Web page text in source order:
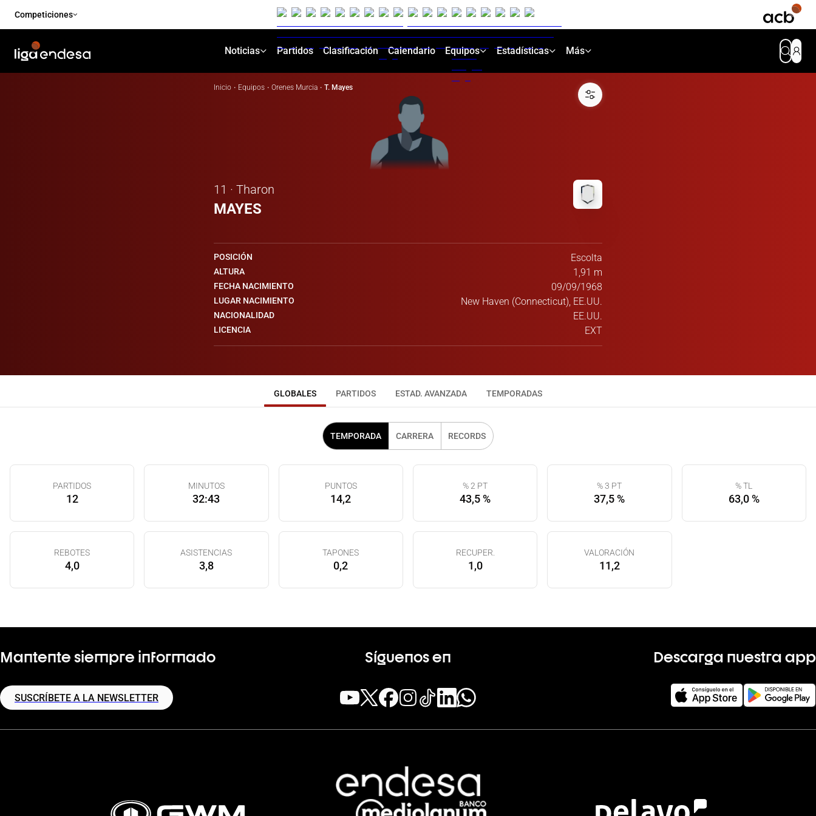
Competiciones
Noticias Partidos Clasificación Calendario Equipos Estadísticas Más
Inicio · Equipos · Orenes Murcia · T. Mayes
11 · Tharon
MAYES
POSICIÓN Escolta
ALTURA 1,91 m
FECHA NACIMIENTO 09/09/1968
LUGAR NACIMIENTO New Haven (Connecticut), EE.UU.
NACIONALIDAD EE.UU.
LICENCIA EXT
GLOBALES PARTIDOS ESTAD. AVANZADA TEMPORADAS
TEMPORADA CARRERA RECORDS
PARTIDOS
12
MINUTOS
32:43
PUNTOS
14,2
% 2 PT
43,5 %
% 3 PT
37,5 %
% TL
63,0 %
REBOTES
4,0
ASISTENCIAS
3,8
TAPONES
0,2
RECUPER.
1,0
VALORACIÓN
11,2
Mantente siempre informado
SUSCRÍBETE A LA NEWSLETTER
Síguenos en Descarga nuestra app